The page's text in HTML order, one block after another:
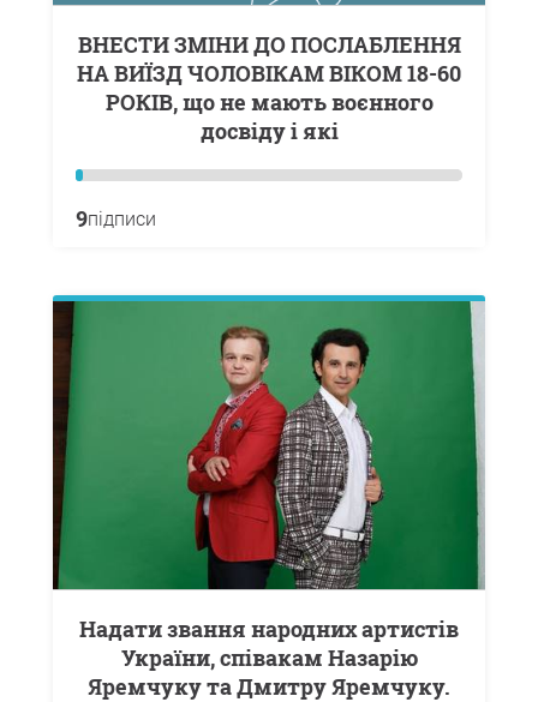
ВНЕСТИ ЗМІНИ ДО ПОСЛАБЛЕННЯ
НА ВИЇЗД ЧОЛОВІКАМ ВІКОМ 18-60
РОКІВ, що не мають воєнного
досвіду і які
9підписи
Надати звання народних артистів
України, співакам Назарію
Яремчуку та Дмитру Яремчуку.